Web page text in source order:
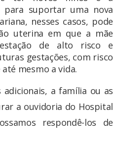
para suportar uma nova
nesses casos, pode
uterina em que a mãe
de alto risco e
gestações, com risco
mesmo a vida.
adicionais, a família ou as
a ouvidoria do Hospital
respondê-los de